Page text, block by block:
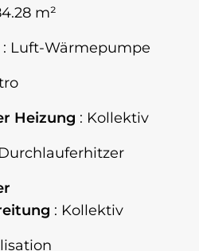
m²
Luft-Wärmepumpe
Heizung
Kollektiv
Durchlauferhitzer
Kollektiv